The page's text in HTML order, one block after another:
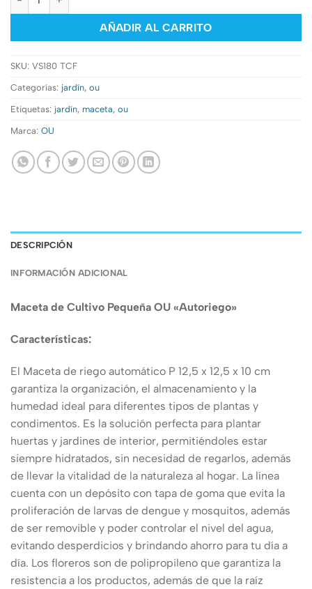
AÑADIR AL CARRITO
SKU: VS180 TCF
Categorías: jardín, ou
Etiquetas: jardín, maceta, ou
Marca: OU
DESCRIPCIÓN
INFORMACIÓN ADICIONAL
Maceta de Cultivo Pequeña OU «Autoriego»
Características:
El Maceta de riego automático P 12,5 x 12,5 x 10 cm
garantiza la organización, el almacenamiento y la
humedad ideal para diferentes tipos de plantas y
condimentos. Es la solución perfecta para plantar
huertas y jardines de interior, permitiéndoles estar
siempre hidratados, sin necesidad de regarlos, además
de llevar la vitalidad de la naturaleza al hogar. La línea
cuenta con un depósito con tapa de goma que evita la
proliferación de larvas de dengue y mosquitos, además
de ser removible y poder controlar el nivel del agua,
evitando desperdicios y brindando ahorro para tu día a
día. Los floreros son de polipropileno que garantiza la
resistencia a los productos, además de que la raíz